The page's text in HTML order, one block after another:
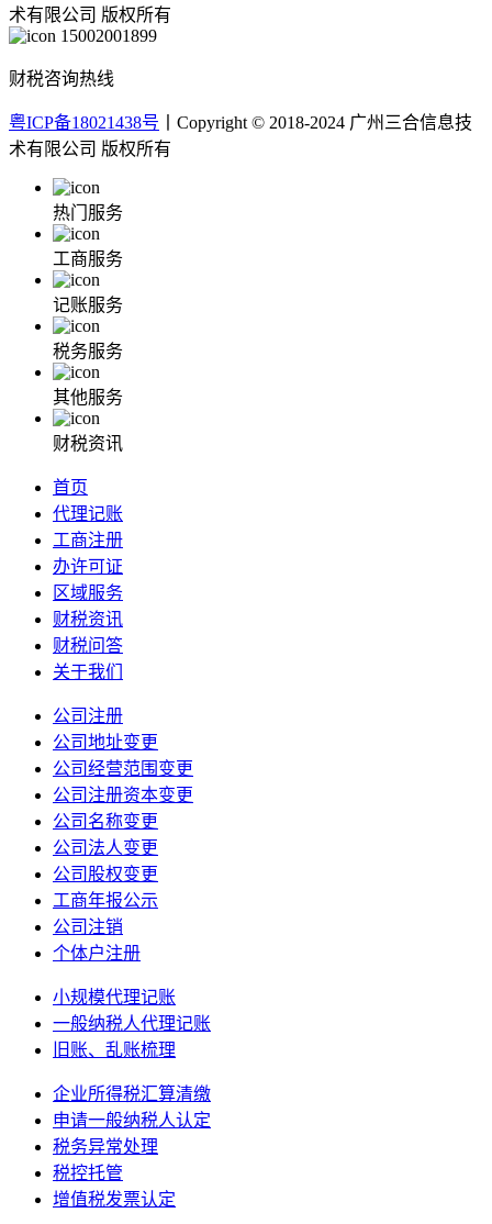
术有限公司 版权所有
15002001899
财税咨询热线
粤ICP备18021438号 丨Copyright © 2018-2024 广州三合信息技
术有限公司 版权所有
热门服务
工商服务
记账服务
税务服务
其他服务
财税资讯
首页
代理记账
工商注册
办许可证
区域服务
财税资讯
财税问答
关于我们
公司注册
公司地址变更
公司经营范围变更
公司注册资本变更
公司名称变更
公司法人变更
公司股权变更
工商年报公示
公司注销
个体户注册
小规模代理记账
一般纳税人代理记账
旧账、乱账梳理
企业所得税汇算清缴
申请一般纳税人认定
税务异常处理
税控托管
增值税发票认定